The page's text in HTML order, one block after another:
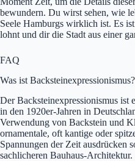
bewundern. Du wirst sehen, wie
Seele Hamburgs wirklich ist. Es
lohnt und dir die Stadt aus einer
FAQ
Was ist Backsteinexpressionismus?
Der Backsteinexpressionismus ist
in den 1920er-Jahren in
Verwendung von Backstein und
ornamentale, oft kantige oder
Spannungen der Zeit ausdrücken
sachlicheren Bauhaus-Architektur.